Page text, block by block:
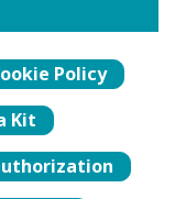
Policy
Kit